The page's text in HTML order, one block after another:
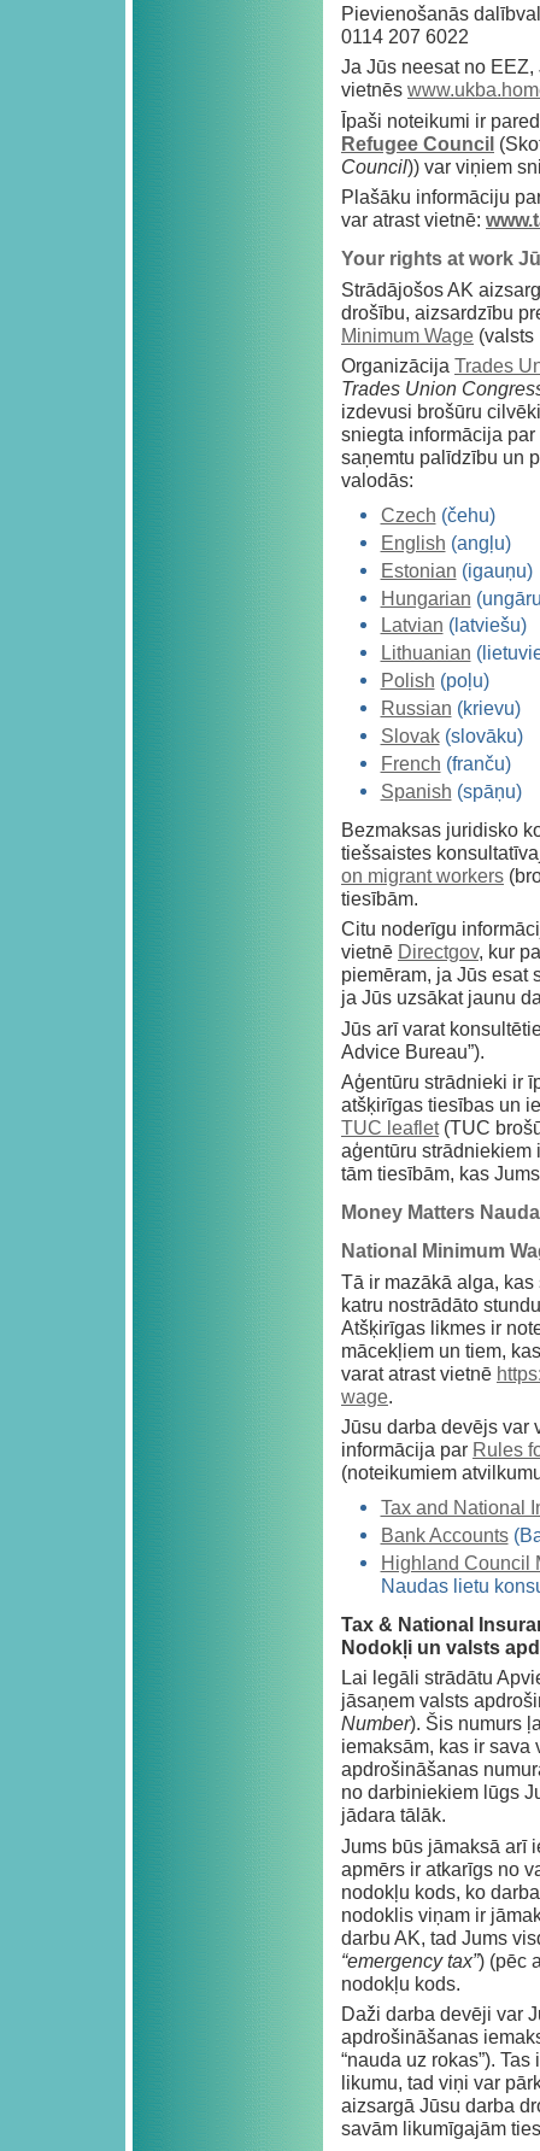
Pievienošanās
0114 207 6022
Ja Jūs neesat no
vietnēs
Īpaši noteikumi ir
Refugee Council
Council)) var viņiem
Plašāku informāciju
var atrast vietnē:
Your rights at work
Strādājošos AK
drošību, aizsardzību
Minimum Wage (valsts
Organizācija Trades
Trades Union
izdevusi brošūru
sniegta informācija
saņemtu palīdzību un
valodās:
Czech (čehu)
English (angļu)
Estonian (igauņu)
Hungarian
Latvian (latviešu)
Lithuanian
Polish (poļu)
Russian (krievu)
Slovak(slovāku)
French (franču)
Spanish (spāņu)
Bezmaksas juridisko
tiešsaistes
on migrant workers
tiesībām.
Citu noderīgu
vietnē Directgov, kur
piemēram, ja Jūs esat
ja Jūs uzsākat jaunu
Jūs arī varat
Advice Bureau”).
Aģentūru strādnieki ir
atšķirīgas tiesības un
TUC leaflet(TUC
aģentūru strādniekiem
tām tiesībām, kas
Money Matters
National Minimum
Tā ir mazākā alga,
katru nostrādāto
Atšķirīgas likmes ir
mācekļiem un tiem,
varat atrast vietnē
wage.
Jūsu darba devējs var
informācija par Rules
(noteikumiem
Tax and National
Bank Accounts
Highland Council
Naudas lietu
Tax & National
Nodokļi un valsts
Lai legāli strādātu
jāsaņem valsts
Number). Šis numurs
iemaksām, kas ir sava
apdrošināšanas
no darbiniekiem lūgs
jādara tālāk.
Jums būs jāmaksā arī
apmērs ir atkarīgs no
nodokļu kods, ko
nodoklis viņam ir
darbu AK, tad Jums
“emergency tax”) (pēc
nodokļu kods.
Daži darba devēji var
apdrošināšanas
“nauda uz rokas”).
likumu, tad viņi var
aizsargā Jūsu darba
savām likumīgajām